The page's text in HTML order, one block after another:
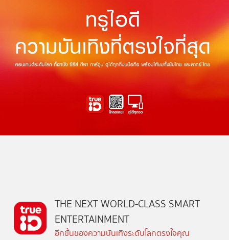
THE NEXT WORLD-CLASS SMART
ENTERTAINMENT
อีกขั้นของความบันเทิงระดับโลกตรงใจคุณ